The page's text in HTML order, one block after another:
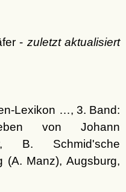
- zuletzt aktualisiert
Lexikon …, 3. Band:
von Johann
B. Schmid'sche
(A. Manz), Augsburg,